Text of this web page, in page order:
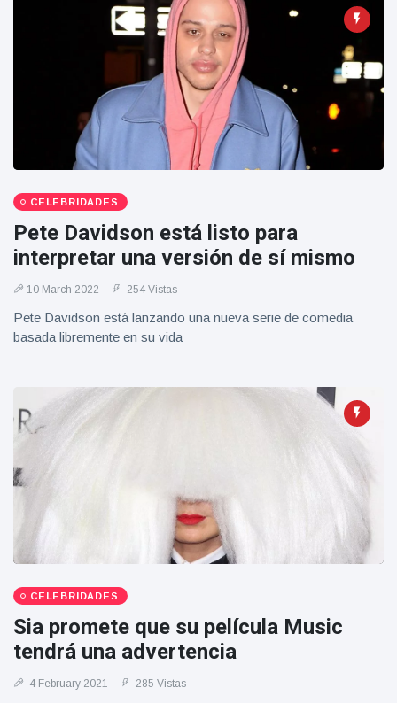
Halloween -
31 de
octubre!
8 May
7432
Großmutter
feiert ihren
Geburtstag
und tanzt
zu
Mariachi-
Band
1133
CELEBRIDADES
Pete Davidson está listo para
interpretar una versión de sí mismo
10 March 2022 254 Vistas
Pete Davidson está lanzando una nueva serie de comedia
basada libremente en su vida
CELEBRIDADES
Sia promete que su película Music
tendrá una advertencia
4 February 2021 285 Vistas